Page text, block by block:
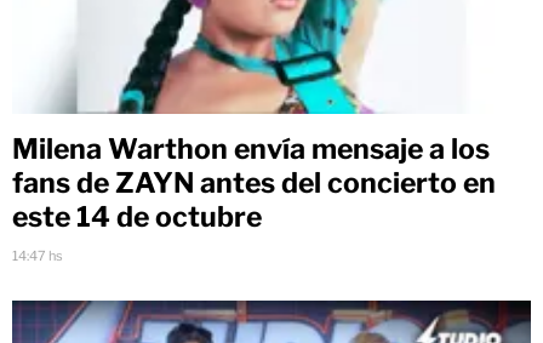
Milena Warthon envía mensaje a los
fans de ZAYN antes del concierto en
este 14 de octubre
14:47 hs